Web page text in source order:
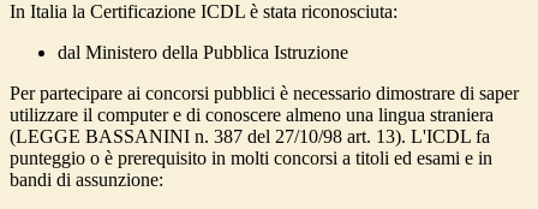
In Italia la Certificazione ICDL è stata riconosciuta:
dal Ministero della Pubblica Istruzione
Per partecipare ai concorsi pubblici è necessario dimostrare di saper
utilizzare il computer e di conoscere almeno una lingua straniera
(LEGGE BASSANINI n. 387 del 27/10/98 art. 13). L'ICDL fa
punteggio o è prerequisito in molti concorsi a titoli ed esami e in
bandi di assunzione: